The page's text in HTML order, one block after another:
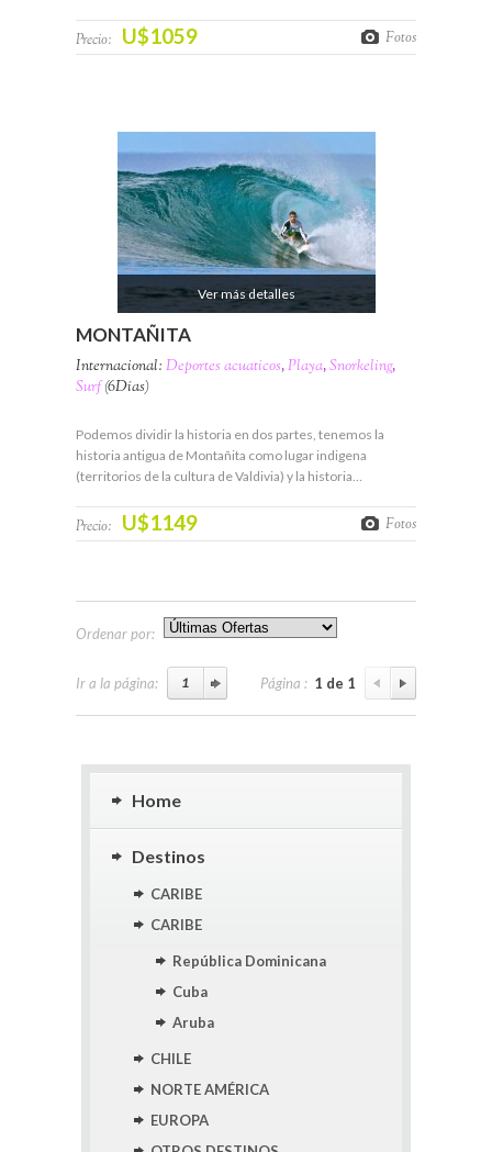
Precio: U$1059 Fotos
Ver más detalles
MONTAÑITA
Internacional: Deportes acuaticos,Playa,Snorkeling,
Surf(6Días)
Podemos dividir la historia en dos partes, tenemos la
historia antigua de Montañita como lugar indigena
(territorios de la cultura de Valdivia) y la historia…
Precio: U$1149 Fotos
Ordenar por:
Ir a la página: Página : 1 de 1
Home
Destinos
CARIBE
CARIBE
República Dominicana
Cuba
Aruba
CHILE
NORTE AMÉRICA
EUROPA